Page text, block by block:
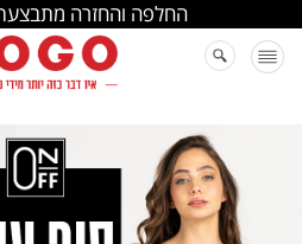
טווח האספקה הינו עד 14 ימי עסקים